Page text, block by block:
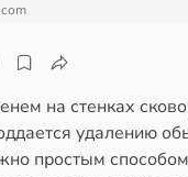
на стенках
удалению
простым